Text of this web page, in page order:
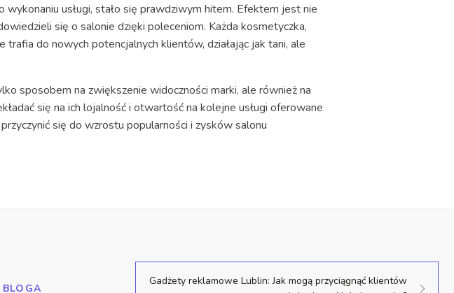
usługi, stało się prawdziwym hitem. Efektem jest nie
się o salonie dzięki poleceniom. Każda kosmetyczka,
do nowych potencjalnych klientów, działając jak tani, ale
sposobem na zwiększenie widoczności marki, ale również na
się na ich lojalność i otwartość na kolejne usługi oferowane
się do wzrostu popularności i zysków salonu
Gadżety reklamowe Lublin: Jak mogą przyciągnąć klientów